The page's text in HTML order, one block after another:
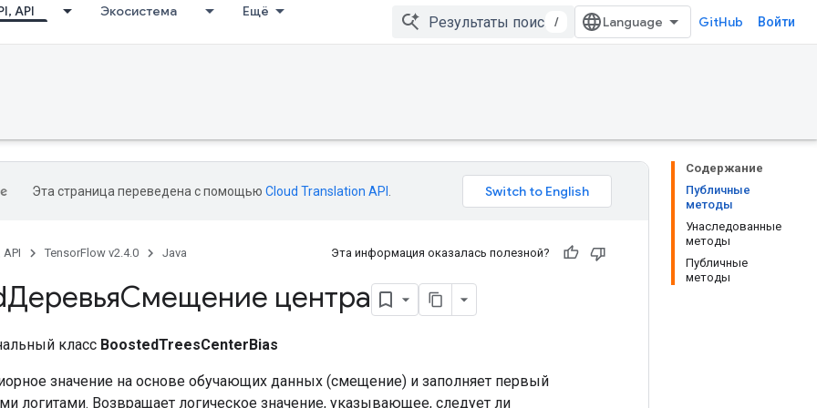
API Экосистема Ещё
/ GitHub Войти
Содержание
Публичные
методы
Унаследованные
методы
Публичные
методы
Эта страница переведена с помощью Cloud Translation API
API TensorFlow v2.4.0 Java Эта информация оказалась полезной?
центра
класс BoostedTreesCenterBias
значение на основе обучающих данных (смещение) и заполняет первый
логитами. Возвращает логическое значение, указывающее, следует ли